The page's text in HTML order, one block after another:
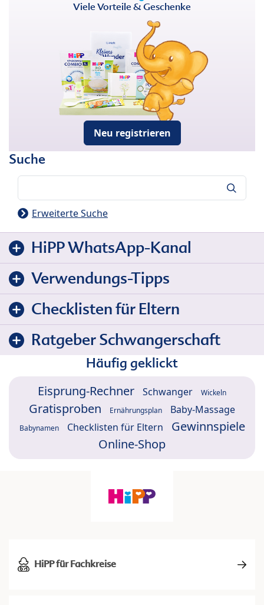
Viele Vorteile & Geschenke
Neu registrieren
Suche
Erweiterte Suche
HiPP WhatsApp-Kanal
Verwendungs-Tipps
Checklisten für Eltern
Ratgeber Schwangerschaft
Häufig geklickt
Eisprung-Rechner Schwanger Wickeln
Gratisproben Ernährungsplan Baby-Massage
Babynamen Checklisten für Eltern
Gewinnspiele
Online-Shop
HiPP für Fachkreise